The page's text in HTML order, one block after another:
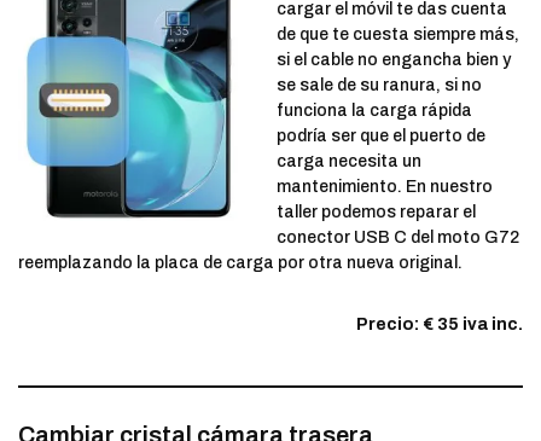
cargar el móvil te das cuenta
de que te cuesta siempre más,
si el cable no engancha bien y
se sale de su ranura, si no
funciona la carga rápida
podría ser que el puerto de
carga necesita un
mantenimiento. En nuestro
taller podemos reparar el
conector USB C del moto G72
reemplazando la placa de carga por otra nueva original.
Precio: € 35 iva inc.
Cambiar cristal cámara trasera